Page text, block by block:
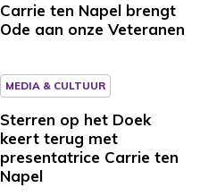
Carrie ten Napel brengt
Ode aan onze Veteranen
MEDIA & CULTUUR
Sterren op het Doek
keert terug met
presentatrice Carrie ten
Napel